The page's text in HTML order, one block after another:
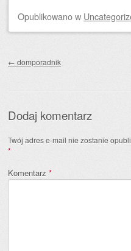
Opublikowanow
← domporadnik
Dodaj komentarz
Twój adres e-mail nie zostanie
*
Komentarz *